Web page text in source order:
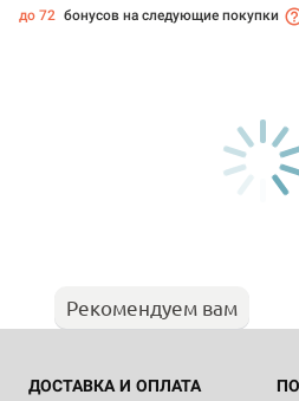
до 72 бонусов на следующие покупки
Рекомендуем вам
ДОСТАВКА И ОПЛАТА